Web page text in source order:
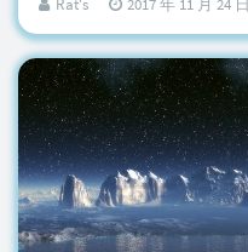
Rat's 2017 年 11 月 24 日